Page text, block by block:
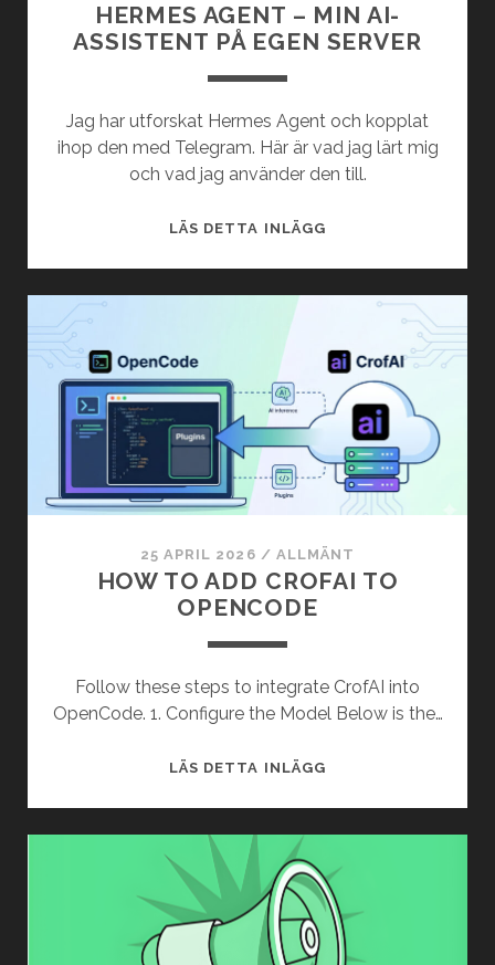
HERMES AGENT – MIN AI-
ASSISTENT PÅ EGEN SERVER
Jag har utforskat Hermes Agent och kopplat
ihop den med Telegram. Här är vad jag lärt mig
och vad jag använder den till.
LÄS DETTA INLÄGGHERMES
ASSISTENT
EGEN
SERVER
25 APRIL 2026 / ALLMÄNT
HOW TO ADD CROFAI TO
OPENCODE
Follow these steps to integrate CrofAI into
OpenCode. 1. Configure the Model Below is the…
LÄS DETTA INLÄGGHOW
TO
OPENCODE